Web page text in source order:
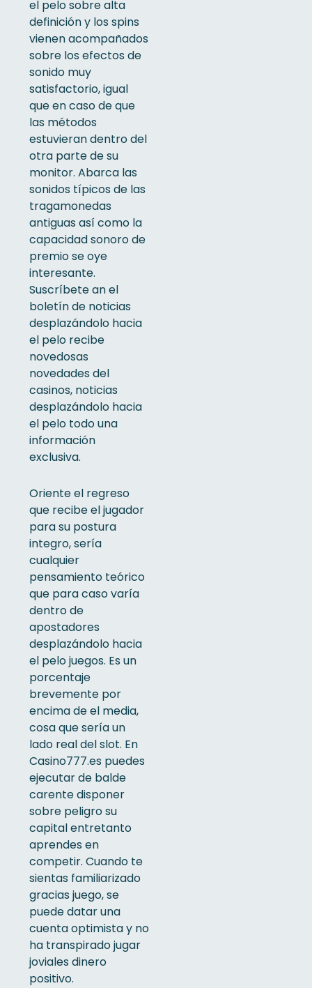
el pelo sobre alta
definición y los spins
vienen acompañados
sobre los efectos de
sonido muy
satisfactorio, igual
que en caso de que
las métodos
estuvieran dentro del
otra parte de su
monitor. Abarca las
sonidos típicos de las
tragamonedas
antiguas así­ como la
capacidad sonoro de
premio se oye
interesante.
Suscríbete an el
boletín de noticias
desplazándolo hacia
el pelo recibe
novedosas
novedades del
casinos, noticias
desplazándolo hacia
el pelo todo una
información
exclusiva.
Oriente el regreso
que recibe el jugador
para su postura
integro, serí­a
cualquier
pensamiento teórico
que para caso varía
dentro de
apostadores
desplazándolo hacia
el pelo juegos. Es un
porcentaje
brevemente por
encima de el media,
cosa que serí­a un
lado real del slot. En
Casino777.es puedes
ejecutar de balde
carente disponer
sobre peligro su
capital entretanto
aprendes en
competir. Cuando te
sientas familiarizado
gracias juego, se
puede datar una
cuenta optimista y no
ha transpirado jugar
joviales dinero
positivo.